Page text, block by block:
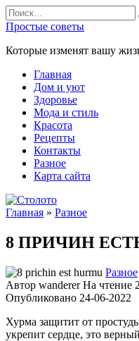
Перейти
к
содержанию
Search
for:
Простые советы
Которые изменят вашу
Главная
Дом и уют
Здоровье
Мода и стиль
Красота
Рецепты
Контакты
Разное
Карта сайта
Главная » Разное
8 ПРИЧИН
Разное
Автор wanderer На чтение
Опубликовано 24-06-2022
Хурма защитит от
укрепит сердце, это